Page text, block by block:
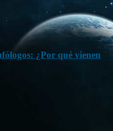
¿Por qué vienen